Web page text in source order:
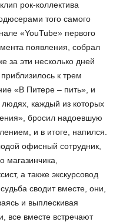
рок-коллектива
того самого
«YouTube» первого
появления, собрал
за эти несколько дней
к трем
«В Питере – пить», и
людях, каждый из которых
бросил надоевшую
и в итоге, напился.
офисный сотрудник,
магазинчика,
а также экскурсовод
сводит вместе, они,
и выплескивая
все вместе встречают